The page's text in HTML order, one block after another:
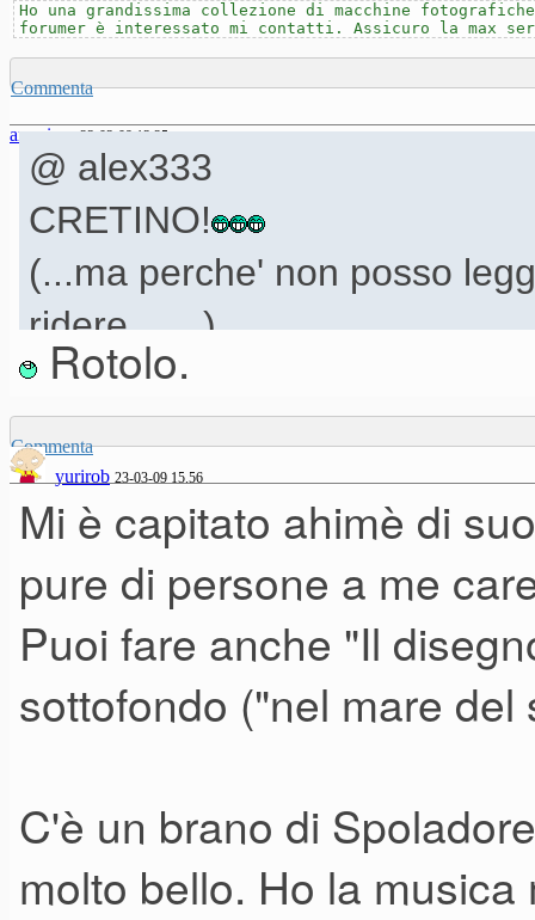
Ho una grandissima collezione di macchine
forumer è interessato mi contatti. Assicuro la max
Commenta
anonimo 23-03-09 13.25
@ alex333
CRETINO!
(...ma perche' non posso
ridere.......)
Rotolo.
Commenta
yurirob 23-03-09 15.56
Mi è capitato ahimè di
pure di persone a me
Puoi fare anche "Il
sottofondo ("nel mare
C'è un brano di
molto bello. Ho la